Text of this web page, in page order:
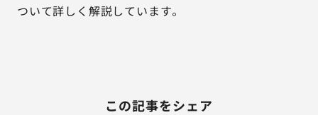
ついて詳しく解説しています。
この記事をシェア